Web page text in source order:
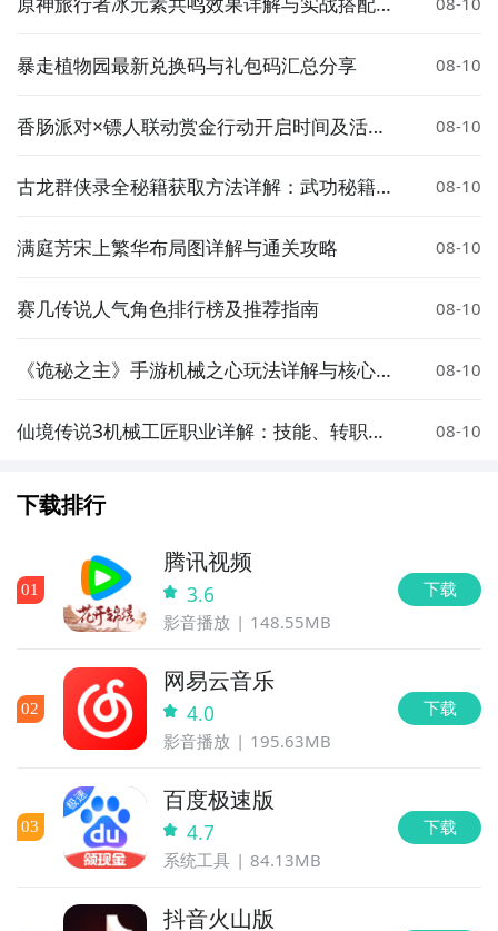
暴走植物园最新兑换码与礼包码汇总分享 08-10
香肠派对×镖人联动赏金行动开启时间及活动
08-10
古龙群侠录全秘籍获取方法详解：武功秘籍、
08-10
满庭芳宋上繁华布局图详解与通关攻略 08-10
赛几传说人气角色排行榜及推荐指南 08-10
《诡秘之主》手游机械之心玩法详解与核心机
08-10
仙境传说3机械工匠职业详解：技能、转职与
08-10
下载排行
01
腾讯视频
3.6
影音播放 148.55MB
下载
02
网易云音乐
4.0
影音播放 195.63MB
下载
03
百度极速版
4.7
系统工具 84.13MB
下载
抖音火山版